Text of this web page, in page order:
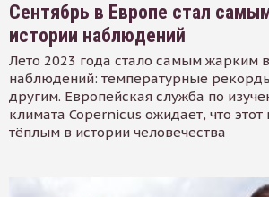
Сентябрь в Европе стал
истории наблюдений
Лето 2023 года стало самым жарким
наблюдений: температурные
другим. Европейская служба по
климата Copernicus ожидает, что
тёплым в истории человечества